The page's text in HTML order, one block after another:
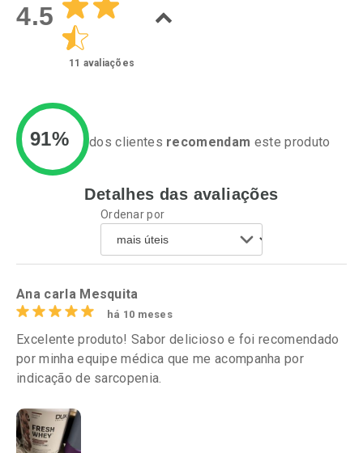
Ativar Desconto
Comprar sem Desconto
Por R$ 37,25/cada
Comprar sem Desconto
Ativar Desconto
Comprar sem Desconto
Por R$ 37,25/cada
4.5
11 avaliações
91% dos clientes recomendam este produto
Detalhes das avaliações
Ordenar por
Ana carla Mesquita
há 10 meses
Excelente produto! Sabor delicioso e foi recomendado
por minha equipe médica que me acompanha por
indicação de sarcopenia.